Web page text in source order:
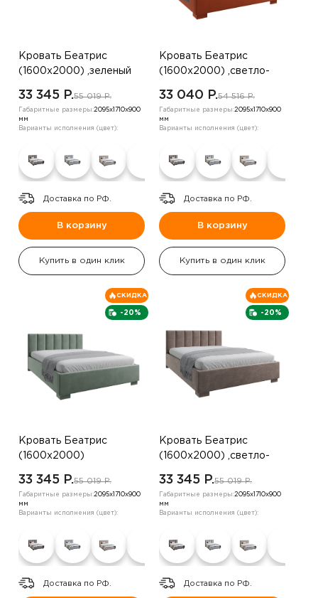
Кровать Беатрис
(1600х2000) ,зеленый
33 345 P.55 019 P.
Габаритные размеры:2095х1710х900
мм
Варианты исполнения (цвет):
Доставка по РФ.
В корзину
Купить в один клик
Кровать Беатрис
(1600х2000) ,светло-
33 040 P.54 516 P.
Габаритные размеры:2095х1710х900
мм
Варианты исполнения (цвет):
Доставка по РФ.
В корзину
Купить в один клик
-20%
СКИДКА
Кровать Беатрис
(1600х2000)
33 345 P.55 019 P.
Габаритные размеры:2095х1710х900
мм
Варианты исполнения (цвет):
Доставка по РФ.
-20%
СКИДКА
Кровать Беатрис
(1600х2000) ,светло-
33 345 P.55 019 P.
Габаритные размеры:2095х1710х900
мм
Варианты исполнения (цвет):
Доставка по РФ.